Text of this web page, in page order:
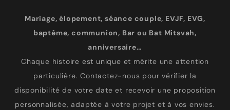
Mariage, élopement, séance couple, EVJF, EVG,
baptême, communion, Bar ou Bat Mitsvah,
anniversaire…
Chaque histoire est unique et mérite une attention
particulière. Contactez-nous pour vérifier la
disponibilité de votre date et recevoir une proposition
personnalisée, adaptée à votre projet et à vos envies.